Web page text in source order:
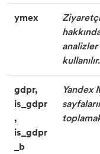
ymex
kullanılır.
gdpr,
is_gdpr
,
is_gdpr
_b
Yandex